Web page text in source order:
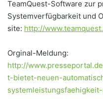
TeamQuest-Software zur
Systemverfügbarkeit und
site: http://
Orginal-Meldung:
http://
t-bietet-neuen-